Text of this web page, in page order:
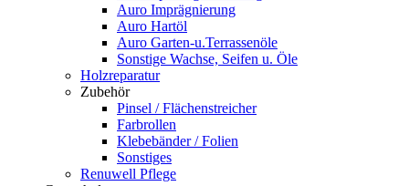
Auro Imprägnierung
Auro Hartöl
Auro Garten-u.Terrassenöle
Sonstige Wachse, Seifen u. Öle
Holzreparatur
Zubehör
Pinsel / Flächenstreicher
Farbrollen
Klebebänder / Folien
Sonstiges
Renuwell Pflege